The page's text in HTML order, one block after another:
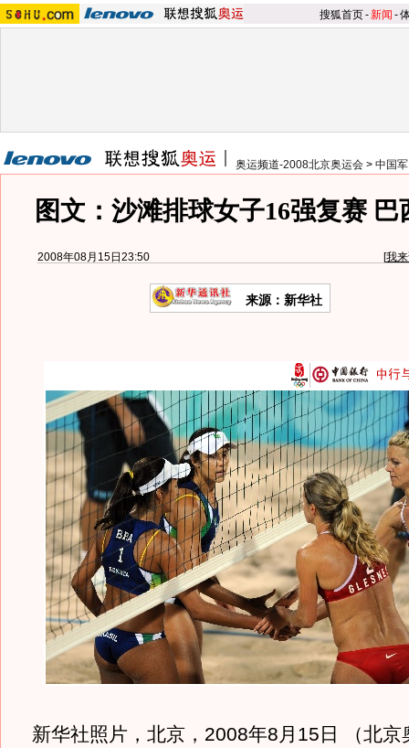
搜狐首页-新闻 -
奥运频道-2008北京奥运会 > 中国
图文：沙滩排球女子16强复赛 巴
2008年08月15日23:50 [我
来源：新华社
新华社照片，北京，2008年8月15日 （北京